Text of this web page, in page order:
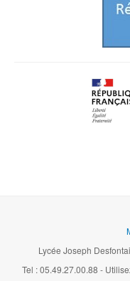
Lycée Joseph
Tel : 05.49.27.00.88 -